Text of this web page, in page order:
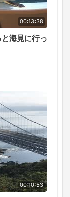
00:13:38
海見に行っ
00:10:53